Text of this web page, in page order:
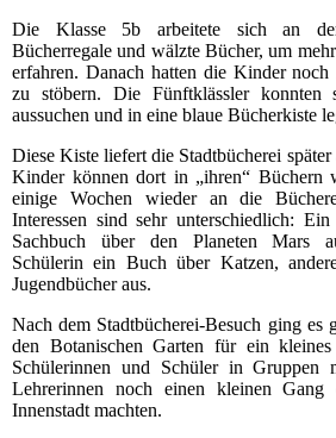
Die Klasse 5b arbeitete sich an
Bücherregale und wälzte Bücher, um
erfahren. Danach hatten die Kinder
zu stöbern. Die Fünftklässler
aussuchen und in eine blaue Bücherkiste
Diese Kiste liefert die Stadtbücherei
Kinder können dort in „ihren“ Büchern
einige Wochen wieder an die
Interessen sind sehr unterschiedlich:
Sachbuch über den Planeten Mars
Schülerin ein Buch über Katzen,
Jugendbücher aus.
Nach dem Stadtbücherei-Besuch ging es
den Botanischen Garten für ein
Schülerinnen und Schüler in Gruppen
Lehrerinnen noch einen kleinen
Innenstadt machten.